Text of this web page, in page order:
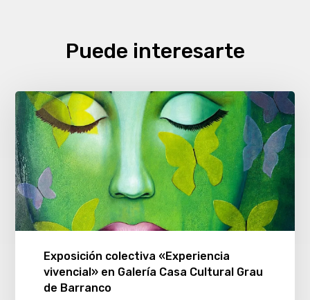
Puede interesarte
Exposición colectiva «Experiencia
vivencial» en Galería Casa Cultural Grau
de Barranco